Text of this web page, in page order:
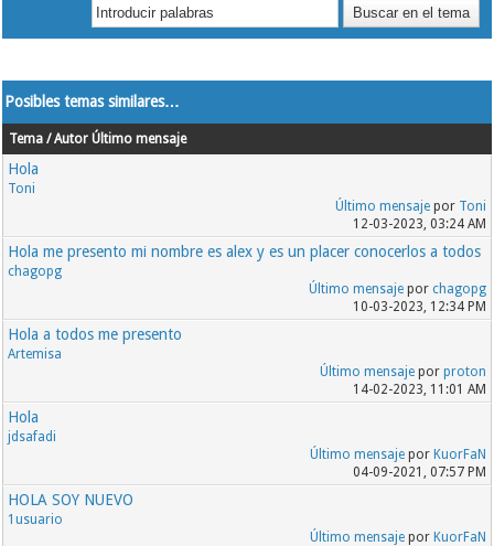
Posibles temas similares…
Tema / Autor Último mensaje
Hola
Toni
Último mensajepor Toni
12-03-2023, 03:24 AM
Hola me presento mi nombre es alex y es un placer conocerlos a todos
chagopg
Último mensajepor chagopg
10-03-2023, 12:34 PM
Hola a todos me presento
Artemisa
Último mensajepor proton
14-02-2023, 11:01 AM
Hola
jdsafadi
Último mensajepor KuorFaN
04-09-2021, 07:57 PM
HOLA SOY NUEVO
1usuario
Último mensajepor KuorFaN